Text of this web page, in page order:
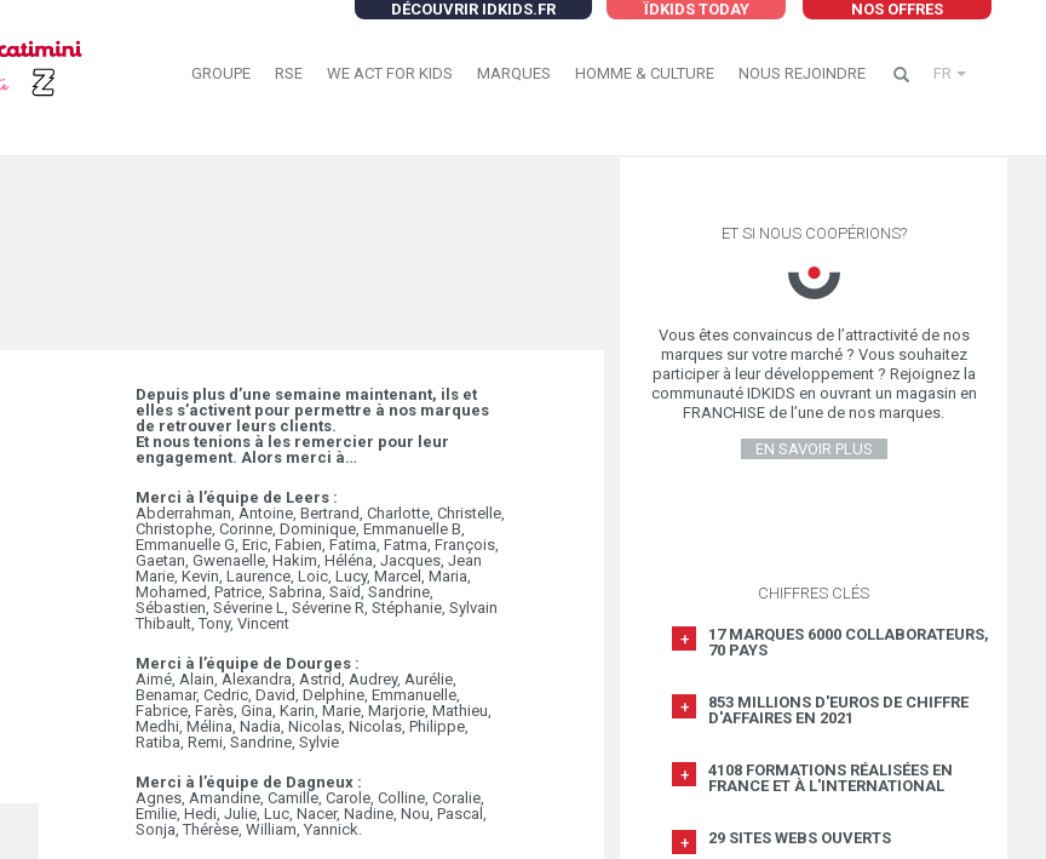
DÉCOUVRIR IDKIDS.FR NOS OFFRES
ÏDKIDS TODAY
GROUPE RSE WE ACT FOR KIDS MARQUES HOMME & CULTURE NOUS REJOINDRE FR
Depuis plus d’une semaine maintenant, ils et
elles s’activent pour permettre à nos marques
de retrouver leurs clients.
Et nous tenions à les remercier pour leur
engagement. Alors merci à…
Merci à l’équipe de Leers :
Abderrahman, Antoine, Bertrand, Charlotte, Christelle,
Christophe, Corinne, Dominique, Emmanuelle B,
Emmanuelle G, Eric, Fabien, Fatima, Fatma, François,
Gaetan, Gwenaelle, Hakim, Héléna, Jacques, Jean
Marie, Kevin, Laurence, Loic, Lucy, Marcel, Maria,
Mohamed, Patrice, Sabrina, Saïd, Sandrine,
Sébastien, Séverine L, Séverine R, Stéphanie, Sylvain
Thibault, Tony, Vincent
Merci à l’équipe de Dourges :
Aimé, Alain, Alexandra, Astrid, Audrey, Aurélie,
Benamar, Cedric, David, Delphine, Emmanuelle,
Fabrice, Farès, Gina, Karin, Marie, Marjorie, Mathieu,
Medhi, Mélina, Nadia, Nicolas, Nicolas, Philippe,
Ratiba, Remi, Sandrine, Sylvie
Merci à l’équipe de Dagneux :
Agnes, Amandine, Camille, Carole, Colline, Coralie,
Emilie, Hedi, Julie, Luc, Nacer, Nadine, Nou, Pascal,
Sonja, Thérèse, William, Yannick.
ET SI NOUS COOPÉRIONS?
Vous êtes convaincus de l’attractivité de nos
marques sur votre marché ? Vous souhaitez
participer à leur développement ? Rejoignez la
communauté IDKIDS en ouvrant un magasin en
FRANCHISE de l’une de nos marques.
EN SAVOIR PLUS
CHIFFRES CLÉS
17 MARQUES 6000 COLLABORATEURS,
70 PAYS
853 MILLIONS D'EUROS DE CHIFFRE
D'AFFAIRES EN 2021
4108 FORMATIONS RÉALISÉES EN
FRANCE ET À L'INTERNATIONAL
29 SITES WEBS OUVERTS